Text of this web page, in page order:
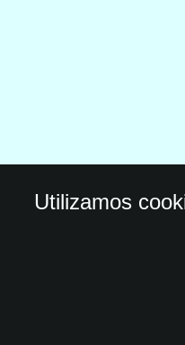
Utilizamos